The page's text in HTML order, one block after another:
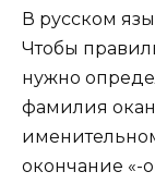
В русском
Чтобы
нужно
фамилия
окончание «-